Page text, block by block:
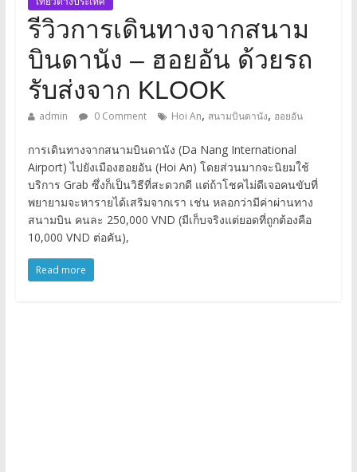
รีวิวการเดินทางจากสนาม
บินดานัง – ฮอยอัน ด้วยรถ
รับส่งจาก KLOOK
admin 0 Comment Hoi An, สนามบินดานัง, ฮอยอัน
การเดินทางจากสนามบินดานัง (Da Nang International
Airport) ไปยังเมืองฮอยอัน (Hoi An) โดยส่วนมากจะนิยมใช้
บริการ Grab ซึ่งก็เป็นวิธีที่สะดวกดี แต่ถ้าโชคไม่ดีเจอคนขับที่
พยายามจะหารายได้เสริมจากเรา เช่น หลอกว่ามีค่าผ่านทาง
สนามบิน คนละ 250,000 VND (มีเก็บจริงแต่ยอดที่ถูกต้องคือ
10,000 VND ต่อคัน),
Read more